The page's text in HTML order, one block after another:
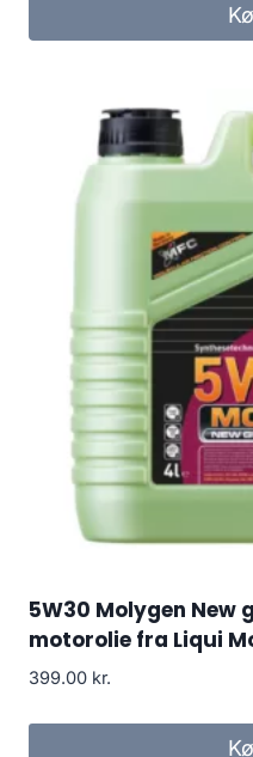
5W30 Molygen New
motorolie fra Liqui
399.00 kr.